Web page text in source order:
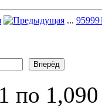
... 95999
по